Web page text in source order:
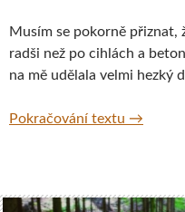
Musím se pokorně přiznat,
radši než po cihlách a
na mě udělala velmi hezký
Pokračování textu →